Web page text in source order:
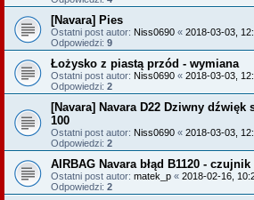
[Navara] Pies
Ostatni post autor: Niss0690 « 2018-03-03,
Odpowiedzi: 9
Łożysko z piastą przód - wymiana
Ostatni post autor: Niss0690 « 2018-03-03,
Odpowiedzi: 2
[Navara] Navara D22 Dziwny
100
Ostatni post autor: Niss0690 « 2018-03-03,
Odpowiedzi: 2
AIRBAG Navara błąd B1120 -
Ostatni post autor: matek_p « 2018-02-16,
Odpowiedzi: 2